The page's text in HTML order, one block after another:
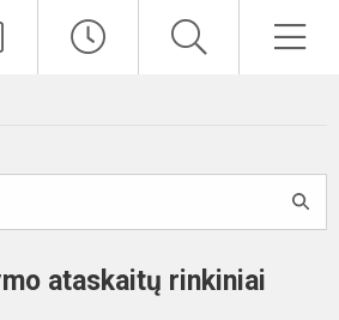
ataskaitų rinkiniai